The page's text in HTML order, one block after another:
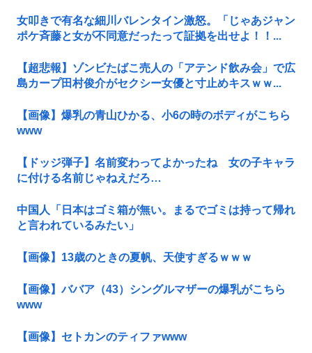
女叩きで有名な細川バレンタイン激怒。「じゃあジャン
ポケ斉藤と女が不同意だったって証拠を出せよ！！...
【超悲報】ゾンビたばこ売人の「アテンド飲み会」で広
島カープ田村俊介がセクシー女優と寸止めキスｗｗ...
【画像】爆乳の青山ひかる、小6の時のボディがこちら
www
【ドッジ弾子】名前変わってよかったね 女の子キャラ
に付ける名前じゃねえだろ…
中国人「日本はゴミ箱が無い。まるでゴミは持って帰れ
と言われているみたい」
【画像】13歳のときの夏帆、天使すぎるｗｗｗ
【画像】ババア（43）シングルマザーの爆乳がこちら
www
【画像】セトカンのティファwww